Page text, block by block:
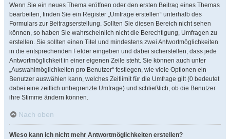
Wenn Sie ein neues Thema eröffnen oder den ersten Beitrag eines Themas
bearbeiten, finden Sie ein Register „Umfrage erstellen“ unterhalb des
Formulars zur Beitragserstellung. Sollten Sie diesen Bereich nicht sehen
können, so haben Sie wahrscheinlich nicht die Berechtigung, Umfragen zu
erstellen. Sie sollten einen Titel und mindestens zwei Antwortmöglichkeiten
in die entsprechenden Felder eingeben und dabei sicherstellen, dass jede
Antwortmöglichkeit in einer eigenen Zeile steht. Sie können auch unter
„Auswahlmöglichkeiten pro Benutzer“ festlegen, wie viele Optionen ein
Benutzer auswählen kann, welches Zeitlimit für die Umfrage gilt (0 bedeutet
dabei eine zeitlich unbegrenzte Umfrage) und schließlich, ob die Benutzer
ihre Stimme ändern können.
Nach oben
Wieso kann ich nicht mehr Antwortmöglichkeiten erstellen?